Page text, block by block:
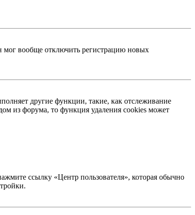
мог вообще отключить регистрацию новых
другие функции, такие, как отслеживание
из форума, то функция удаления cookies может
ссылку «Центр пользователя», которая обычно